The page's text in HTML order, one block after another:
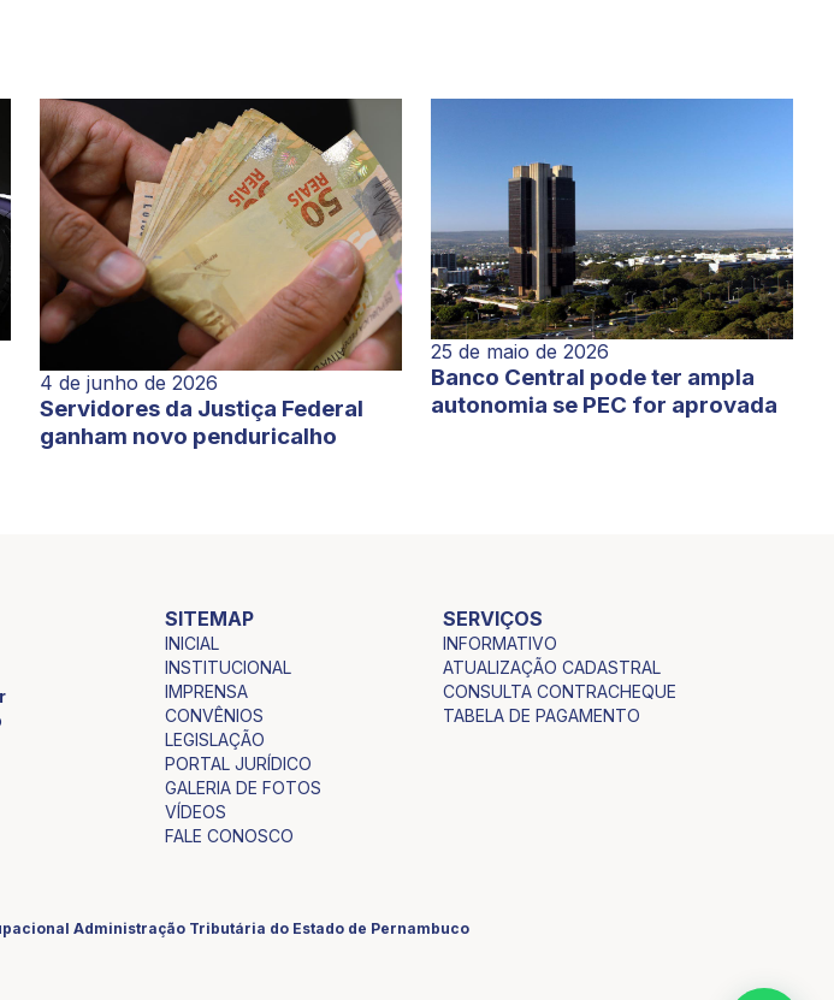
4 de junho de 2026
Servidores da Justiça Federal
ganham novo penduricalho
25 de maio de 2026
Banco Central pode ter ampla
autonomia se PEC for aprovada
SITEMAP
INICIAL
INSTITUCIONAL
IMPRENSA
CONVÊNIOS
LEGISLAÇÃO
PORTAL JURÍDICO
GALERIA DE FOTOS
VÍDEOS
FALE CONOSCO
SERVIÇOS
INFORMATIVO
ATUALIZAÇÃO CADASTRAL
CONSULTA CONTRACHEQUE
TABELA DE PAGAMENTO
Administração Tributária do Estado de Pernambuco